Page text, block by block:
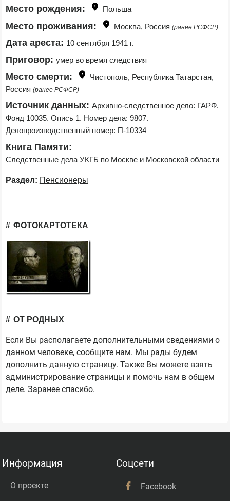
Место рождения: Польша
Место проживания: Москва, Россия (ранее РСФСР)
Дата ареста: 10 сентября 1941 г.
Приговор: умер во время следствия
Место смерти:
Чистополь, Республика Татарстан,
Россия (ранее РСФСР)
Источник данных: Архивно-следственное дело: ГАРФ.
Фонд 10035. Опись 1. Номер дела: 9807.
Делопроизводственный номер: П-10334
Книга Памяти:
Следственные дела УКГБ по Москве и Московской области
Раздел: Пенсионеры
ФОТОКАРТОТЕКА
ОТ РОДНЫХ
Если Вы располагаете дополнительными сведениями о
данном человеке, сообщите нам. Мы рады будем
дополнить данную страницу. Также Вы можете взять
администрирование страницы и помочь нам в общем
деле. Заранее спасибо.
Информация
О проекте
Соцсети
Facebook